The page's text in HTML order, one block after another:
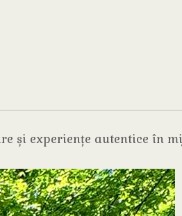
și experiențe autentice în